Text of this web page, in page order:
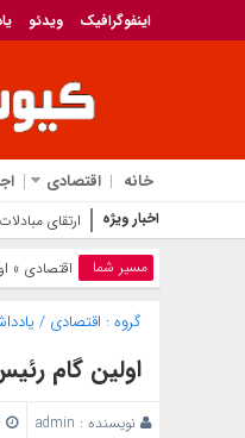
اینفوگرافیک ویدئو
خانه اقتصادی
اخبار ویژه ارتقای
مسیر شما اقتصادی »
گروه : اقتصادی /
اولین گام
نویسنده : admin